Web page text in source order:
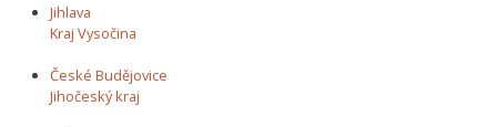
Jihlava
Kraj Vysočina
České Budějovice
Jihočeský kraj